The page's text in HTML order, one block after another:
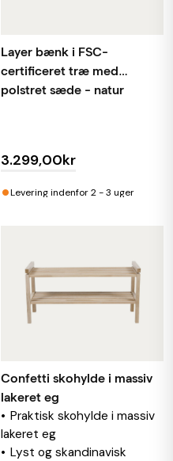
Layer bænk i FSC-
certificeret træ med
polstret sæde - natur
3.299,00kr
•Levering indenfor 2 - 3 uger
Confetti skohylde i massiv
lakeret eg
Praktisk skohylde i massiv
lakeret eg
Lyst og skandinavisk